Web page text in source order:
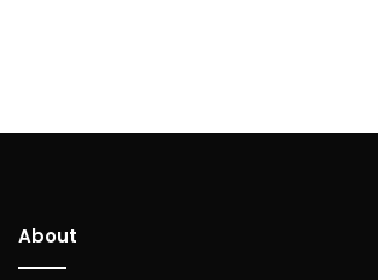
About